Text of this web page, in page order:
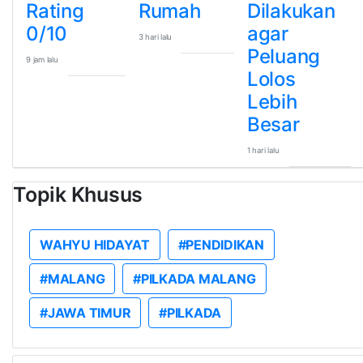
Rating
0/10
9 jam lalu
Rumah
3 hari lalu
Dilakukan
agar
Peluang
Lolos
Lebih
Besar
1 hari lalu
Topik Khusus
WAHYU HIDAYAT #PENDIDIKAN
#MALANG #PILKADA MALANG
#JAWA TIMUR #PILKADA